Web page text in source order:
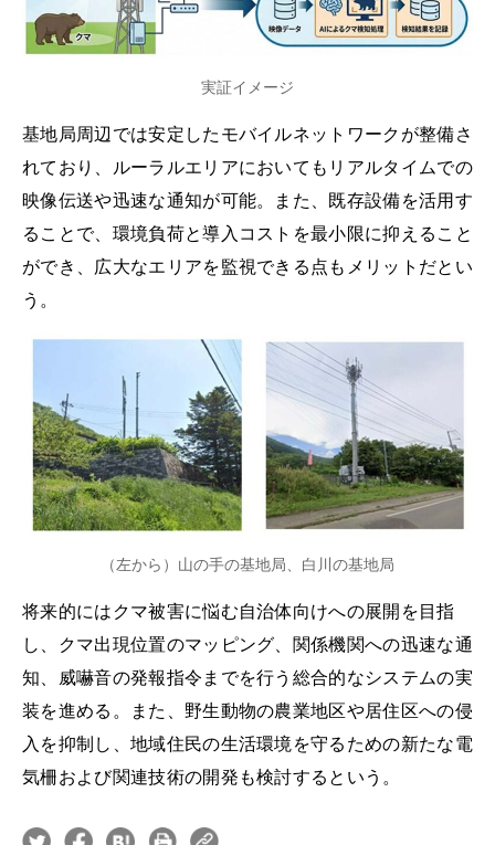
実証イメージ
基地局周辺では安定したモバイルネットワークが整備さ
れており、ルーラルエリアにおいてもリアルタイムでの
映像伝送や迅速な通知が可能。また、既存設備を活用す
ることで、環境負荷と導入コストを最小限に抑えること
ができ、広大なエリアを監視できる点もメリットだとい
う。
（左から）山の手の基地局、白川の基地局
将来的にはクマ被害に悩む自治体向けへの展開を目指
し、クマ出現位置のマッピング、関係機関への迅速な通
知、威嚇音の発報指令までを行う総合的なシステムの実
装を進める。また、野生動物の農業地区や居住区への侵
入を抑制し、地域住民の生活環境を守るための新たな電
気柵および関連技術の開発も検討するという。